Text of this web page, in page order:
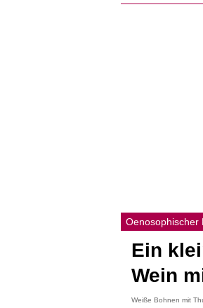
Oenosophischer
Ein
Wein
Weiße Bohnen mit